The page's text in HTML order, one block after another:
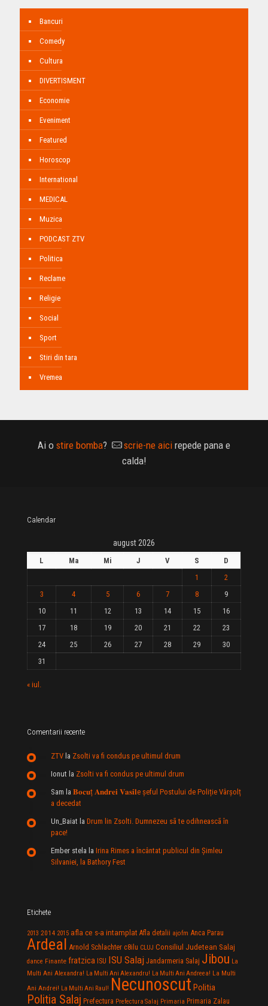
Bancuri
Comedy
Cultura
DIVERTISMENT
Economie
Eveniment
Featured
Horoscop
International
MEDICAL
Muzica
PODCAST ZTV
Politica
Reclame
Religie
Social
Sport
Stiri din tara
Vremea
Ai o stire bomba? scrie-ne aici repede pana e
calda!
Calendar
august 2026
L Ma Mi J V S
D
1
2
3
4 5 6 7 8
9
10
11 12 13 14 15
16
17
18 19 20 21 22
23
24
25 26 27 28 29
30
31
« iul.
Comentarii recente
ZTV la Zsolti va fi condus pe ultimul drum
Ionut la Zsolti va fi condus pe ultimul drum
Sam la 𝐁𝐨𝐜𝐮ț 𝐀𝐧𝐝𝐫𝐞𝐢 𝐕𝐚𝐬𝐢𝐥e şeful Postului de Poliție Vârșolț
a decedat
Un_Baiat la Drum lin Zsolti. Dumnezeu sã te odihneascã în
pace!
Ember stela la Irina Rimes a încântat publicul din Şimleu
Silvaniei, la Bathory Fest
Etichete
2013 2014 2015 afla ce s-a intamplat Afla detalii ajofm Anca Parau
Ardeal Arnold Schlachter c8ilu CLUJ Consiliul Judetean Salaj
dance Finante fratzica ISU ISU Salaj Jandarmeria Salaj Jibou La
Multi Ani Alexandra! La Multi Ani Alexandru! La Multi Ani Andreea! La Multi
Ani Andrei! La Multi Ani Raul! Necunoscut Politia
Politia Salaj Prefectura Prefectura Salaj Primaria Primaria Zalau